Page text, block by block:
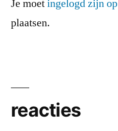
Je moetingelogd zijn op
plaatsen.
reacties